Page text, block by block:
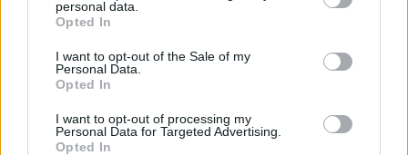
personal data.
Opted In
I want to opt-out of the Sale of my
Personal Data.
Opted In
I want to opt-out of processing my
Personal Data for Targeted Advertising.
Opted In
ΑΠΟΨΕΙΣ